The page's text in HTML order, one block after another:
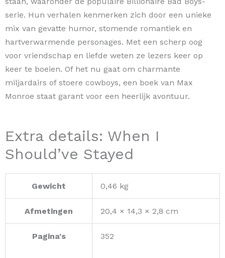
serie. Hun verhalen kenmerken zich door een unieke
mix van gevatte humor, stomende romantiek en
hartverwarmende personages. Met een scherp oog
voor vriendschap en liefde weten ze lezers keer op
keer te boeien. Of het nu gaat om charmante
miljardairs of stoere cowboys, een boek van Max
Monroe staat garant voor een heerlijk avontuur.
Extra details: When I
Should’ve Stayed
Gewicht 0,46 kg
Afmetingen 20,4 × 14,3 × 2,8 cm
Pagina's 352